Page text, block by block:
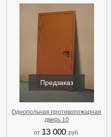
Предзаказ
Однопольная противопожарная
дверь 10
от 13 000 руб.